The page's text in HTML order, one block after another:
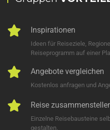
Inspirationen
Ideen für Reiseziele,
Reiseprogramm auf einer
Angebote vergleichen
Kostenlos anfragen und
Reise
Einzelne Reisebausteine
gestalten.